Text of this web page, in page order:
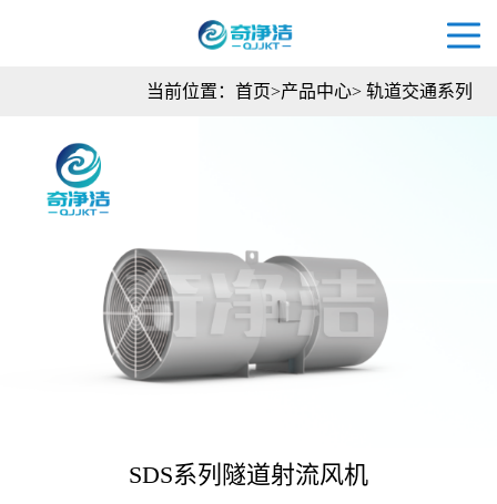
当前位置： 首页>产品中心> 轨道交通系列
SDS系列隧道射流风机